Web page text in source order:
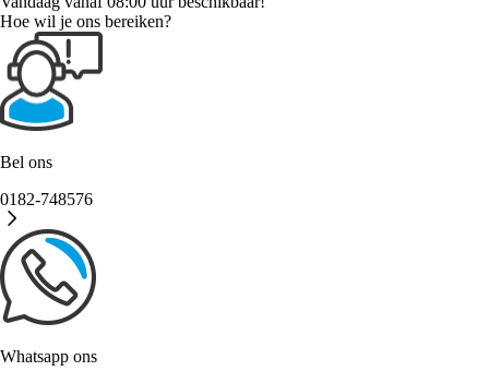
Hoe wil je ons bereiken?
Bel ons
0182-748576
Whatsapp ons